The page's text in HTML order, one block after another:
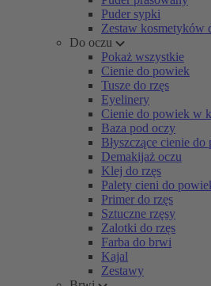
Puder sypki
Zestaw kosmetyków
Do oczu
Pokaż wszystkie
Cienie do powiek
Tusze do rzęs
Eyelinery
Cienie do powiek w
Baza pod oczy
Błyszczące cienie do
Demakijaż oczu
Klej do rzęs
Palety cieni do
Primer do rzęs
Sztuczne rzęsy
Zalotki do rzęs
Farba do brwi
Kajal
Zestawy